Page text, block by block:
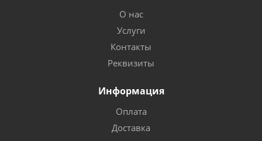
О нас
Услуги
Контакты
Реквизиты
Информация
Оплата
Доставка